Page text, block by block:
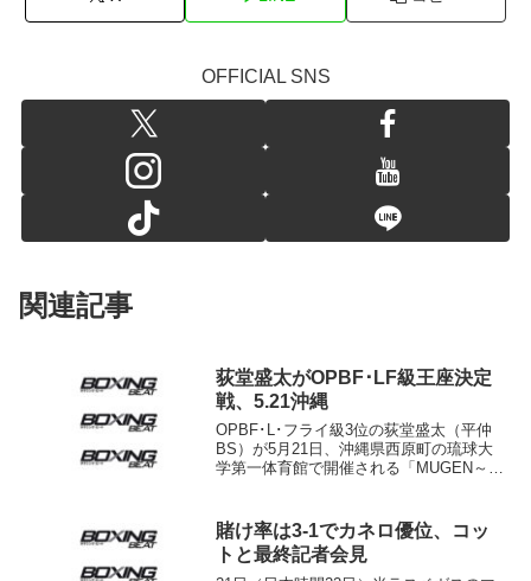
OFFICIAL SNS
関連記事
荻堂盛太がOPBF･LF級王座決定
戦、5.21沖縄
OPBF･L･フライ級3位の荻堂盛太（平仲
BS）が5月21日、沖縄県西原町の琉球大
学第一体育館で開催される「MUGEN～沖
ワルド・ヘロ（フィリピン）。 現王...
賭け率は3-1でカネロ優位、コッ
トと最終記者会見